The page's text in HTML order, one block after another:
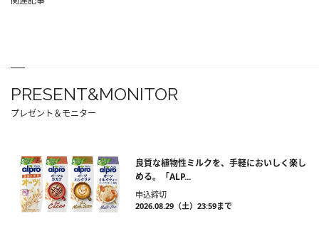
PRESENT&MONITOR
プレゼント＆モニター
良質な植物性ミルクを、手軽においしく楽し
める。「ALP...
申込締切
2026.08.29（土）23:59まで